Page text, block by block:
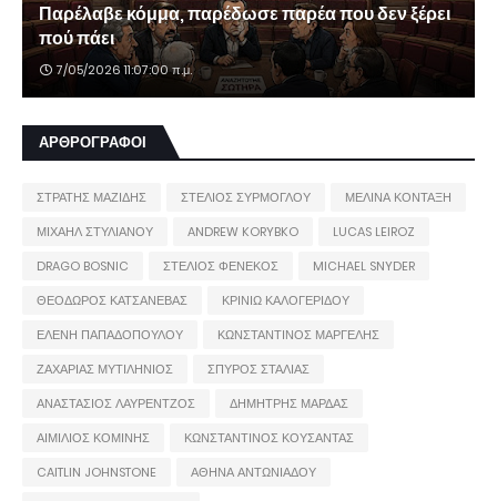
Παρέλαβε κόμμα, παρέδωσε παρέα που δεν ξέρει
πού πάει
7/05/2026 11:07:00 π.μ.
ΑΡΘΡΟΓΡΑΦΟΙ
ΣΤΡΑΤΗΣ ΜΑΖΙΔΗΣ ΣΤΕΛΙΟΣ ΣΥΡΜΟΓΛΟΥ
ΜΕΛΙΝΑ ΚΟΝΤΑΞΗ
ΜΙΧΑΗΛ ΣΤΥΛΙΑΝΟΥ
ANDREW KORYBKO
LUCAS LEIROZ
DRAGO BOSNIC
ΣΤΕΛΙΟΣ ΦΕΝΕΚΟΣ
MICHAEL SNYDER
ΘΕΟΔΩΡΟΣ ΚΑΤΣΑΝΕΒΑΣ
ΚΡΙΝΙΩ ΚΑΛΟΓΕΡΙΔΟΥ
ΕΛΕΝΗ ΠΑΠΑΔΟΠΟΥΛΟΥ
ΚΩΝΣΤΑΝΤΙΝΟΣ ΜΑΡΓΕΛΗΣ
ΖΑΧΑΡΙΑΣ ΜΥΤΙΛΗΝΙΟΣ
ΣΠΥΡΟΣ ΣΤΑΛΙΑΣ
ΑΝΑΣΤΑΣΙΟΣ ΛΑΥΡΕΝΤΖΟΣ
ΔΗΜΗΤΡΗΣ ΜΑΡΔΑΣ
ΑΙΜΙΛΙΟΣ ΚΟΜΙΝΗΣ
ΚΩΝΣΤΑΝΤΙΝΟΣ ΚΟΥΣΑΝΤΑΣ
CAITLIN JOHNSTONE
ΑΘΗΝΑ ΑΝΤΩΝΙΑΔΟΥ